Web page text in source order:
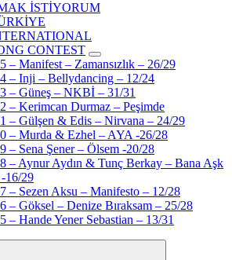
İSTİYORUM
CONTEST
– Manifest – Zamansızlık – 26/29
– Inji – Bellydancing – 12/24
– Güneş – NKBİ – 31/31
– Kerimcan Durmaz – Peşimde
– Gülşen & Edis – Nirvana – 24/29
– Murda & Ezhel – AYA -26/28
– Sena Şener – Ölsem -20/28
– Aynur Aydın & Tunç Berkay – Bana Aşk
16/29
– Sezen Aksu – Manifesto – 12/28
– Göksel – Denize Bıraksam – 25/28
– Hande Yener Sebastian – 13/31